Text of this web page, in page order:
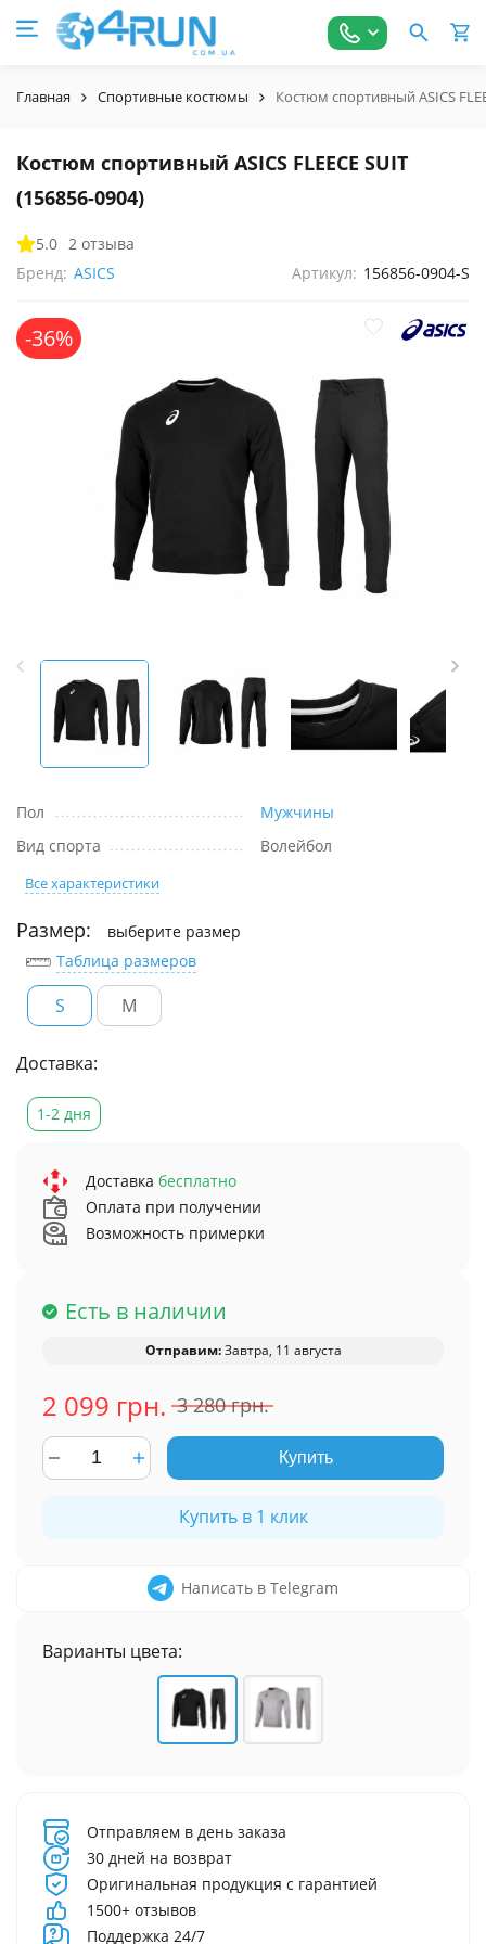
Главная Спортивные костюмы Костюм спортивный ASICS
Костюм спортивный ASICS FLEECE SUIT
(156856-0904)
5.0 2 отзыва
Бренд: ASICS Артикул: 156856-0904-S
-36%
Пол
Мужчины
Вид спорта
Волейбол
Все характеристики
Размер:
выберите размер
Таблица размеров
S M
Доставка:
1-2 дня
Доставка бесплатно
Оплата при получении
Возможность примерки
Есть в наличии
Отправим:Завтра, 11 августа
2 099 грн. 3 280 грн.
Купить
Купить в 1 клик
Написать в Telegram
Варианты цвета:
Отправляем в день заказа
30 дней на возврат
Оригинальная продукция с гарантией
1500+ отзывов
Поддержка 24/7